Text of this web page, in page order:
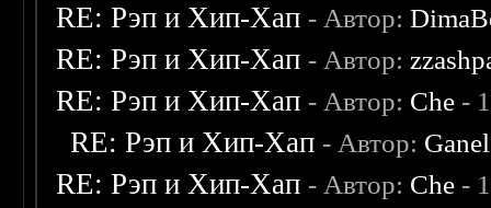
RE: Рэп и Хип-Хап - Автор:
RE: Рэп и Хип-Хап - Автор:
RE: Рэп и Хип-Хап - Автор: Che -
RE: Рэп и Хип-Хап - Автор:
RE: Рэп и Хип-Хап - Автор: Che -